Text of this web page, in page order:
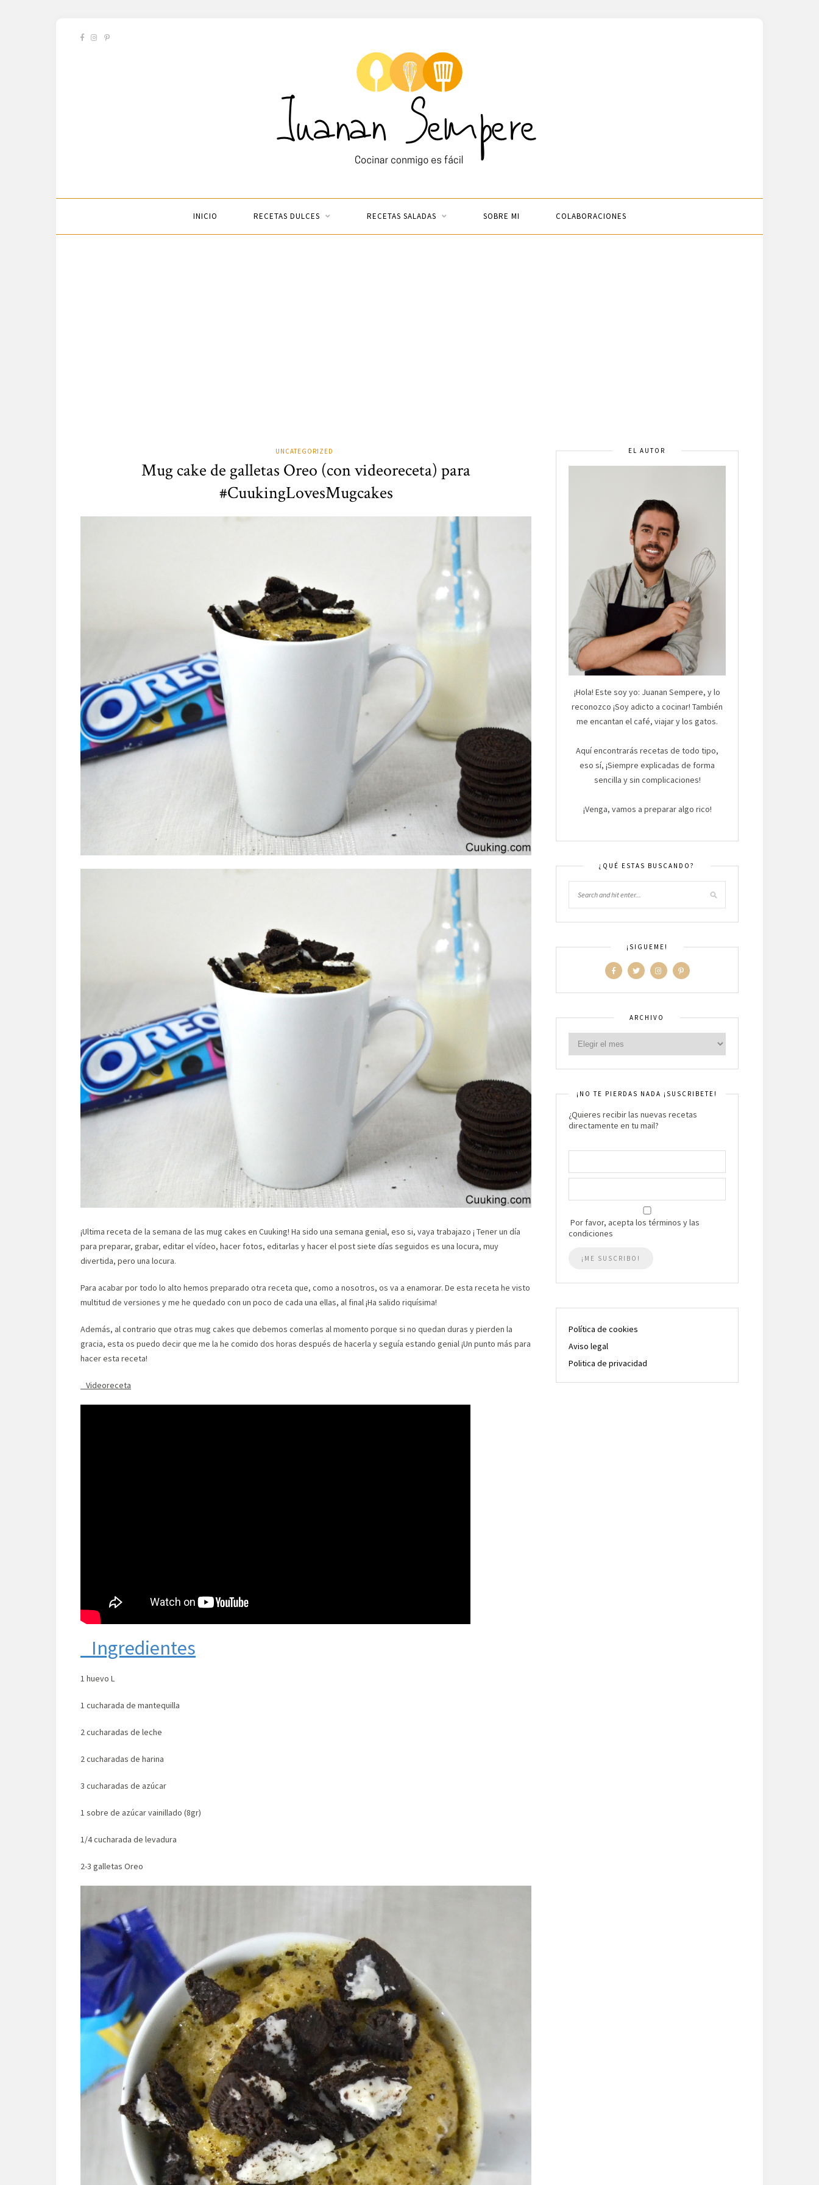
INICIO RECETAS DULCES RECETAS SALADAS SOBRE MI COLABORACIONES
UNCATEGORIZED
Mug cake de galletas Oreo (con videoreceta) para
#CuukingLovesMugcakes
¡Ultima receta de la semana de las mug cakes en Cuuking! Ha sido una semana genial, eso si, vaya trabajazo ¡ Tener un día
para preparar, grabar, editar el vídeo, hacer fotos, editarlas y hacer el post siete días seguidos es una locura, muy
divertida, pero una locura.
Para acabar por todo lo alto hemos preparado otra receta que, como a nosotros, os va a enamorar. De esta receta he visto
multitud de versiones y me he quedado con un poco de cada una ellas, al final ¡Ha salido riquísima!
Además, al contrario que otras mug cakes que debemos comerlas al momento porque si no quedan duras y pierden la
gracia, esta os puedo decir que me la he comido dos horas después de hacerla y seguía estando genial ¡Un punto más para
hacer esta receta!
Videoreceta
Ingredientes
1 huevo L
1 cucharada de mantequilla
2 cucharadas de leche
2 cucharadas de harina
3 cucharadas de azúcar
1 sobre de azúcar vainillado (8gr)
1/4 cucharada de levadura
2-3 galletas Oreo
EL AUTOR
¡Hola! Este soy yo: Juanan Sempere, y lo
reconozco ¡Soy adicto a cocinar! También
me encantan el café, viajar y los gatos.
Aquí encontrarás recetas de todo tipo,
eso sí, ¡Siempre explicadas de forma
sencilla y sin complicaciones!
¡Venga, vamos a preparar algo rico!
¿QUÉ ESTAS BUSCANDO?
¡SIGUEME!
ARCHIVO
¡NO TE PIERDAS NADA ¡SUSCRIBETE!
¿Quieres recibir las nuevas recetas
directamente en tu mail?
Por favor, acepta los términos y las
condiciones
Política de cookies
Aviso legal
Politica de privacidad